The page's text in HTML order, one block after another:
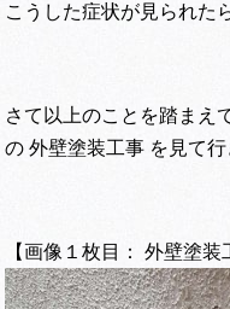
こうした症状が見られた
さて以上のことを踏まえ
の 外壁塗装工事 を見て
【画像１枚目： 外壁塗装